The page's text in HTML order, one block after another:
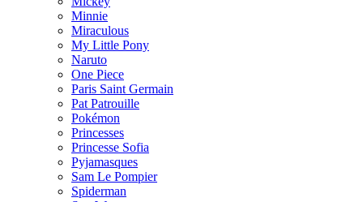
Minnie
Miraculous
My Little Pony
Naruto
One Piece
Paris Saint Germain
Pat Patrouille
Pokémon
Princesses
Princesse Sofia
Pyjamasques
Sam Le Pompier
Spiderman